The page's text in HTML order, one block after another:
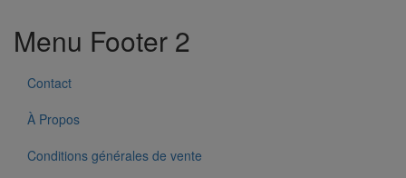
Menu Footer 2
Contact
À Propos
Conditions générales de vente